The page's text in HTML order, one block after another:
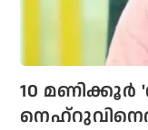
10 മണിക്കൂര്‍